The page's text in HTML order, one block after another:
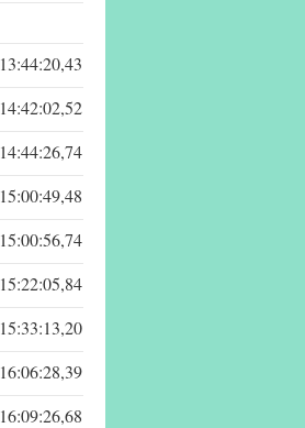
13:44:20,43
14:42:02,52
14:44:26,74
15:00:49,48
15:00:56,74
15:22:05,84
15:33:13,20
16:06:28,39
16:09:26,68